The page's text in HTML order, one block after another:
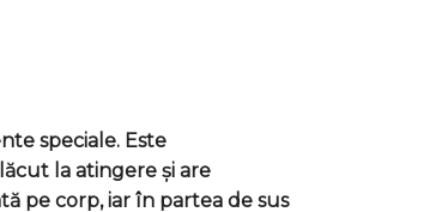
speciale. Este
la atingere și are
pe corp, iar în partea de sus